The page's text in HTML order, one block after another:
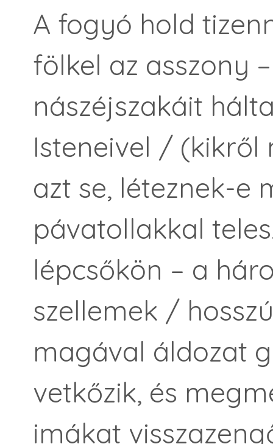
A fogyó hold
fölkel az asszony
nászéjszakáit
Isteneivel / (kikről
azt se, léteznek-e
pávatollakkal
lépcsőkön – a
szellemek /
magával áldozat
vetkőzik, és
imákat